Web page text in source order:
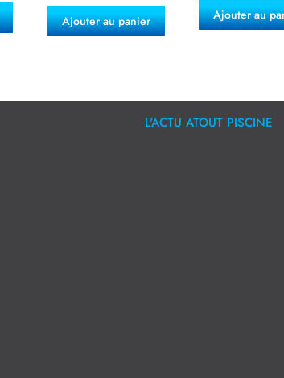
Ajouter au panier
Ajouter au
L'ACTU ATOUT PISCINE